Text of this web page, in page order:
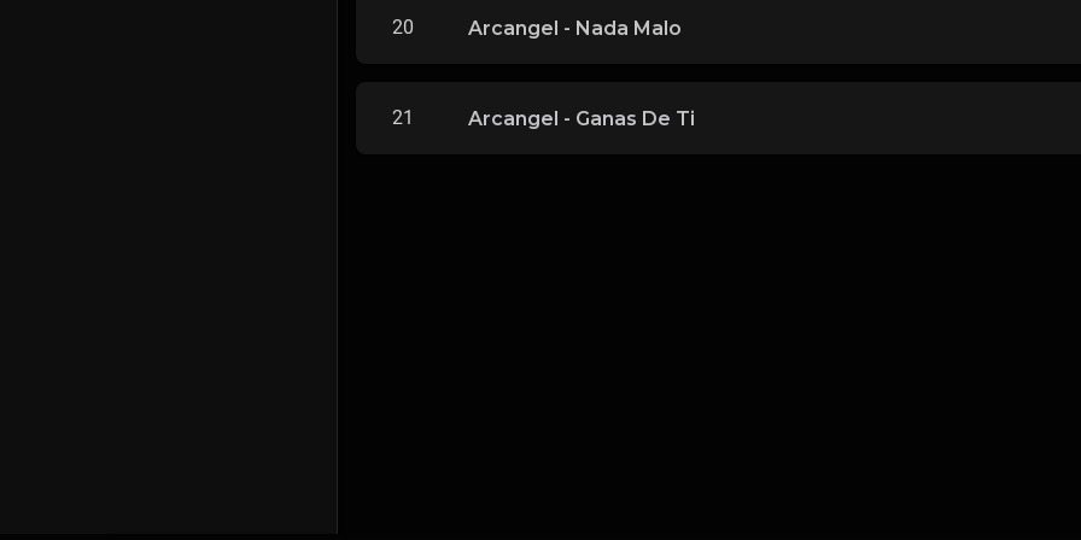
20 Arcangel - Nada Malo
21 Arcangel - Ganas De Ti